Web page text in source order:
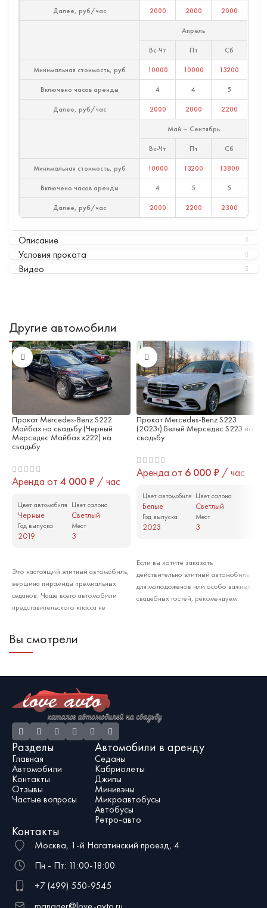
Далее, руб/час 2000 2000 2000
Апрель
Вс-Чт Пт Сб
Минимальная стоимость, руб 10000 10000 13200
Включено часов аренды 4 4 5
Далее, руб/час 2000 2000 2200
Май – Сентябрь
Вс-Чт Пт Сб
Минимальная стоимость, руб 10000 13200 13800
Включено часов аренды 4 5 5
Далее, руб/час 2000 2200 2300
Описание
Условия проката
Видео
Другие автомобили
Прокат Mercedes-Benz S222
Майбах на свадьбу (Черный
Мерседес Майбах x222) на
свадьбу
Аренда от 4 000 ₽ / час
Цвет автомобиля
Черные
Цвет салона
Светлый
Год выпуска
2019
Мест
3
Это настоящий элитный автомобиль,
вершина пирамиды премиальных
седанов. Чаще всего автомобили
представительского класса не
или других торжественных случаев.
Такое авто станет идеальным
главе вашего свадебного кортежа.
Прокат Mercedes-Benz S223
(2023г) Белый Мерседес S223 на
свадьбу
Аренда от 6 000 ₽/ час
Цвет автомобиля
Белые
Цвет салона
Светлый
Год выпуска
2023
Мест
3
Если вы хотите заказать
действительно элитный автомобиль
для молодожёнов или особо важных
свадебных гостей, рекомендуем
Вы смотрели
Разделы
Главная
Автомобили
Контакты
Отзывы
Частые вопросы
Автомобили в аренду
Седаны
Кабриолеты
Джипы
Минивэны
Микроавтобусы
Автобусы
Ретро-авто
Контакты
Москва, 1-й Нагатинский проезд, 4
Пн - Пт: 11:00-18:00
+7 (499) 550-9545